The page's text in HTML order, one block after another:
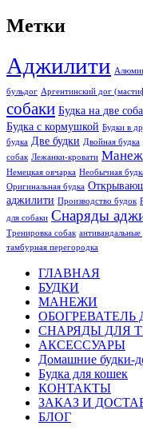
Метки
Аджилити
бульдог Аргентинский дог
собаки Будка на две
Будка с кормушкой Будки в
будка Две будки Двойная будка
собак Лежанки-кровати Манеж
Немецкая овчарка Необычная
Оригинальная будка
аджилити Производство будок
для собаки Снаряды
Тренировка собак антивандальные
тамбурная перегородка
ГЛАВНАЯ
БУДКИ
МАНЕЖИ
ОБОГРЕВАТЕЛЬ
СНАРЯДЫ ДЛЯ
АКСЕССУАРЫ
Домашние будки-
Будка для кошек
КОНТАКТЫ
ЗАКАЗ И
БЛОГ